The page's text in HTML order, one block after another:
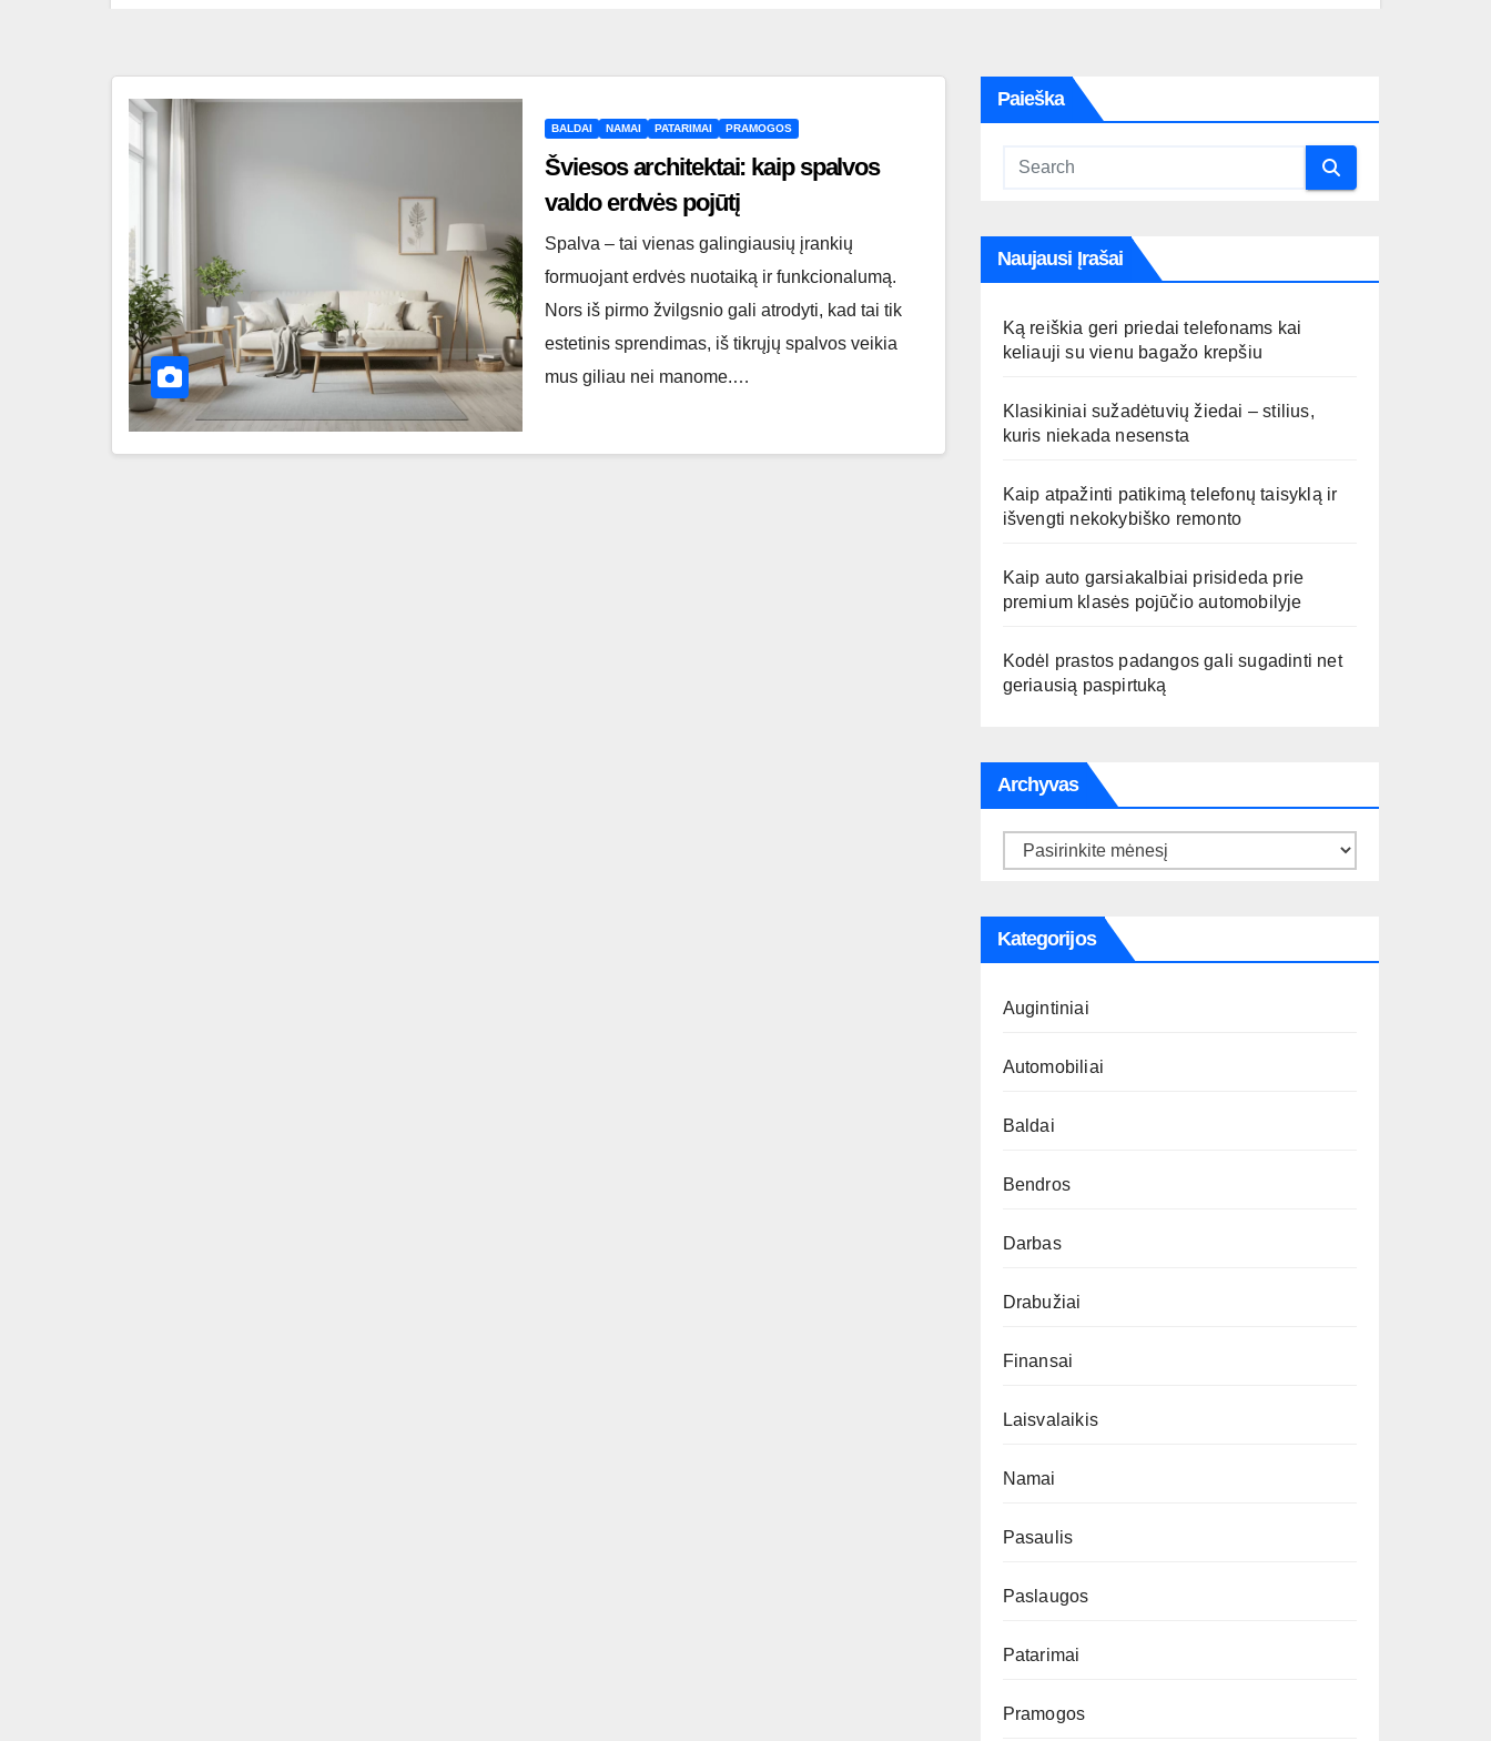
BALDAI NAMAI PATARIMAI PRAMOGOS
Šviesos architektai: kaip spalvos
valdo erdvės pojūtį
Spalva – tai vienas galingiausių įrankių
formuojant erdvės nuotaiką ir funkcionalumą.
Nors iš pirmo žvilgsnio gali atrodyti, kad tai tik
estetinis sprendimas, iš tikrųjų spalvos veikia
mus giliau nei manome.…
Paieška
Naujausi Įrašai
Ką reiškia geri priedai telefonams kai
keliauji su vienu bagažo krepšiu
Klasikiniai sužadėtuvių žiedai – stilius,
kuris niekada nesensta
Kaip atpažinti patikimą telefonų taisyklą ir
išvengti nekokybiško remonto
Kaip auto garsiakalbiai prisideda prie
premium klasės pojūčio automobilyje
Kodėl prastos padangos gali sugadinti net
geriausią paspirtuką
Archyvas
Archyvas
Kategorijos
Augintiniai
Automobiliai
Baldai
Bendros
Darbas
Drabužiai
Finansai
Laisvalaikis
Namai
Pasaulis
Paslaugos
Patarimai
Pramogos